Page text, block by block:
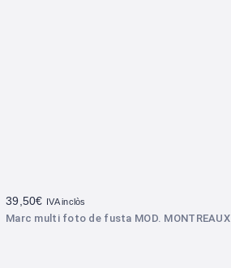
Marc multi foto de fusta MOD. MONTREAUX
39,50€ IVA inclòs